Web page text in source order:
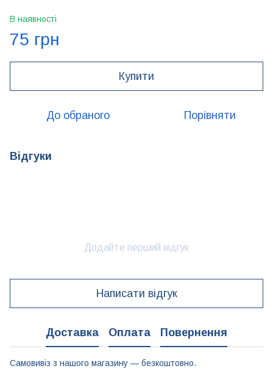
В наявності
75 грн
Купити
До обраного Порівняти
Відгуки
Додайте перший відгук
Написати відгук
Доставка Оплата Повернення
Самовивіз з нашого магазину — безкоштовно.